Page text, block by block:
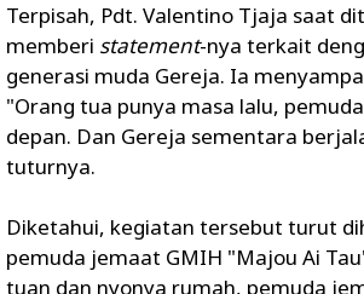
Terpisah, Pdt. Valentino Tjaja saat
memberi statement-nya terkait
generasi muda Gereja. Ia
"Orang tua punya masa lalu,
depan. Dan Gereja sementara
tuturnya.
Diketahui, kegiatan tersebut turut
pemuda jemaat GMIH "Majou Ai
tuan dan nyonya rumah, pemuda